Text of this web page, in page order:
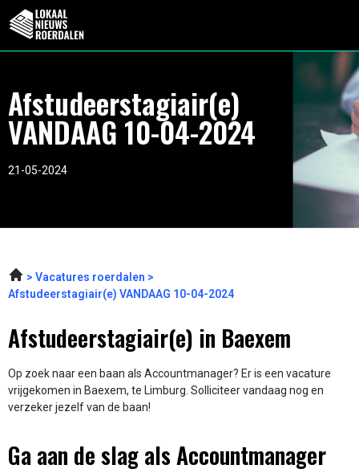
Afstudeerstagiair(e)
VANDAAG 10-04-2024
21-05-2024
Vacatures roerdalen
Afstudeerstagiair(e) VANDAAG 10-04-2024
Afstudeerstagiair(e) in Baexem
Op zoek naar een baan als Accountmanager? Er is een vacature
vrijgekomen in Baexem, te Limburg. Solliciteer vandaag nog en
verzeker jezelf van de baan!
Ga aan de slag als Accountmanager